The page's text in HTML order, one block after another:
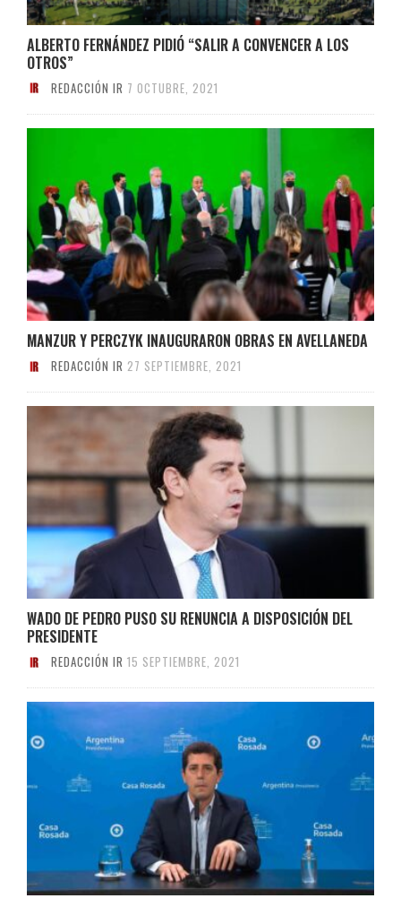
ALBERTO FERNÁNDEZ PIDIÓ “SALIR A CONVENCER A LOS
OTROS”
REDACCIÓN IR 7 OCTUBRE, 2021
MANZUR Y PERCZYK INAUGURARON OBRAS EN AVELLANEDA
REDACCIÓN IR 27 SEPTIEMBRE, 2021
WADO DE PEDRO PUSO SU RENUNCIA A DISPOSICIÓN DEL
PRESIDENTE
REDACCIÓN IR 15 SEPTIEMBRE, 2021